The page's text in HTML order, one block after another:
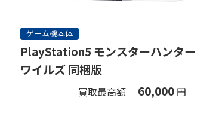
ゲーム機本体
PlayStation5 モンスターハンター
ワイルズ 同梱版
買取最高額 60,000 円